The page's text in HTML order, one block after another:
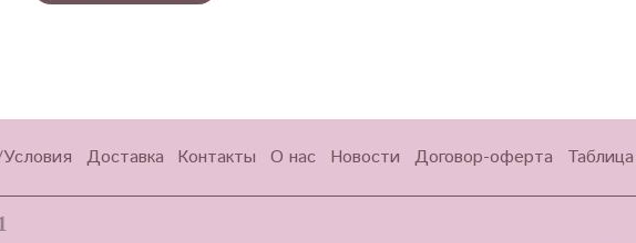
Доставка Контакты О нас Новости Договор-оферта